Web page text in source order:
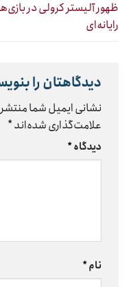
ظهور آلیستر کرولی در
رایانه‌ای
دیدگاهتان را
نشانی ایمیل شما
علامت‌گذاری شده‌اند*
دیدگاه*
نام*